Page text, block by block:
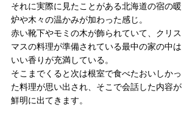
それに実際に見たことがある北海道の宿の暖
炉や木々の温かみが加わった感じ。
赤い靴下やモミの木が飾られていて、クリス
マスの料理が準備されている最中の家の中は
いい香りが充満している。
そこまでくると次は根室で食べたおいしかっ
た料理が思い出され、そこで会話した内容が
鮮明に出てきます。